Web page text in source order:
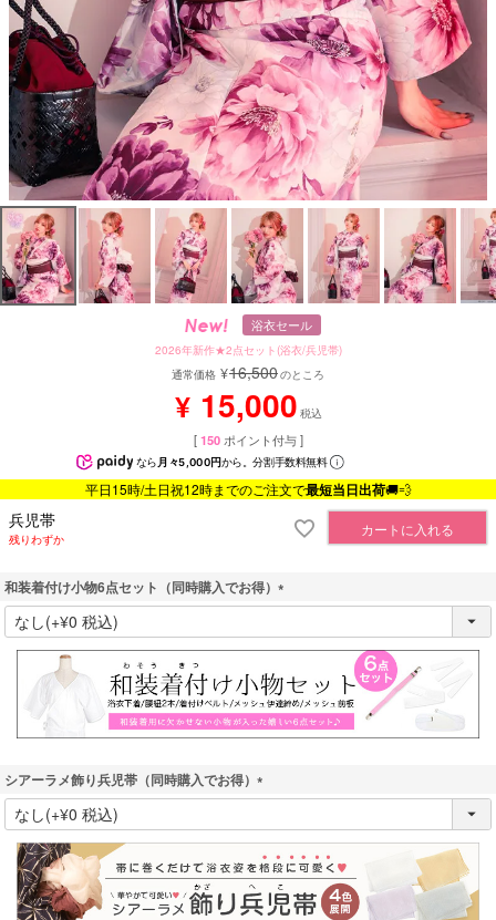
浴衣セール
2026年新作★2点セット(浴衣/兵児帯)
通常価格 ¥16,500のところ
¥ 15,000 税込
[ 150 ポイント付与 ]
なら月々5,000円から。分割手数料無料
平日15時/土日祝12時までのご注文で最短当日出荷🚚💨
兵児帯
残りわずか
カートに入れる
和装着付け小物6点セット（同時購入でお得）
(
必
須
シアーラメ飾り兵児帯（同時購入でお得）
(
必
須
)